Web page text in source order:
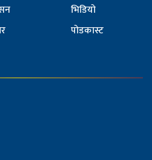
भिडियो
पोडकास्ट